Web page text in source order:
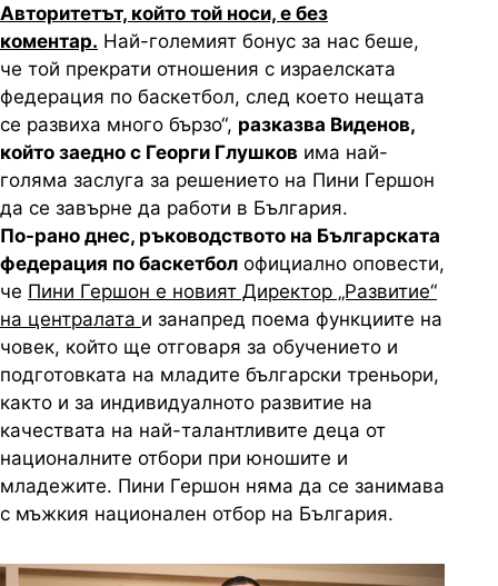
Авторитетът, който той носи, е без
коментар. Най-големият бонус за нас беше,
че той прекрати отношения с израелската
федерация по баскетбол, след което нещата
се развиха много бързо“, разказва Виденов,
който заедно с Георги Глушков има най-
голяма заслуга за решението на Пини Гершон
да се завърне да работи в България.
По-рано днес, ръководството на Българската
федерация по баскетбол официално оповести,
че Пини Гершон е новият Директор „Развитие“
на централата и занапред поема функциите на
човек, който ще отговаря за обучението и
подготовката на младите български треньори,
както и за индивидуалното развитие на
качествата на най-талантливите деца от
националните отбори при юношите и
младежите. Пини Гершон няма да се занимава
с мъжкия национален отбор на България.